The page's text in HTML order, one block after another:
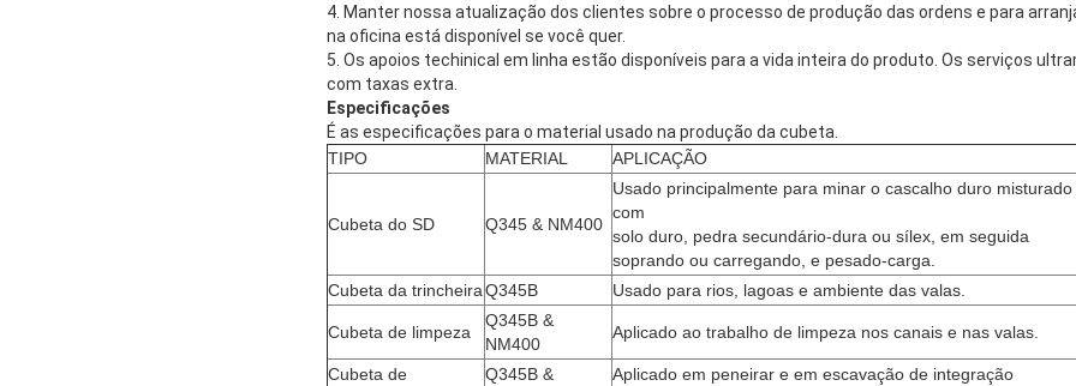
4. Manter nossa atualização dos clientes sobre o processo de produção das ordens e para
na oficina está disponível se você quer.
5. Os apoios techinical em linha estão disponíveis para a vida inteira do produto. Os serviços
com taxas extra.
Especificações
É as especificações para o material usado na produção da cubeta.
TIPO
MATERIAL APLICAÇÃO
Cubeta do SD Q345 & NM400
Usado principalmente para minar o cascalho duro misturado
com
solo duro, pedra secundário-dura ou sílex, em seguida
soprando ou carregando, e pesado-carga.
Cubeta da trincheiraQ345B Usado para rios, lagoas e ambiente das valas.
Cubeta de limpeza
Q345B &
NM400
Aplicado ao trabalho de limpeza nos canais e nas valas.
Cubeta de
Q345B &
Aplicado em peneirar e em escavação de integração